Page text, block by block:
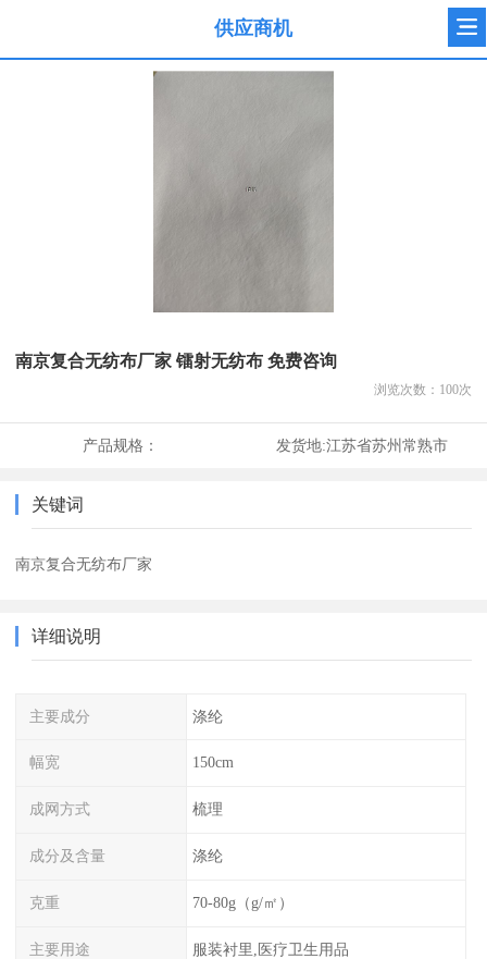
供应商机
南京复合无纺布厂家 镭射无纺布 免费咨询
浏览次数： 100次
产品规格： 发货地:江苏省苏州常熟市
关键词
南京复合无纺布厂家
详细说明
主要成分 涤纶
幅宽 150cm
成网方式 梳理
成分及含量 涤纶
克重 70-80g（g/㎡）
主要用途 服装衬里,医疗卫生用品